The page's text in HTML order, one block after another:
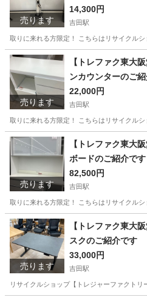
売ります
14,300円
吉田駅
取りに来れる方限定！ こちらはリサイクル
大阪 東大阪市 季節、
売ります
【トレファク東大
ンカウンターのご紹
22,000円
吉田駅
取りに来れる方限定！ こちらはリサイクル
大阪 東大阪市 収納家具
売ります
【トレファク東大
ボードのご紹介です
82,500円
吉田駅
取りに来れる方限定！ こちらはリサイクル
大阪 東大阪市 収納家具
売ります
【トレファク東大
スクのご紹介です
33,000円
吉田駅
リサイクルショップ【トレジャーファク